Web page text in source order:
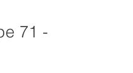
71 -